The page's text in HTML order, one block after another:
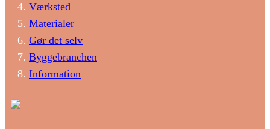
Værksted
Materialer
Gør det selv
Byggebranchen
Information